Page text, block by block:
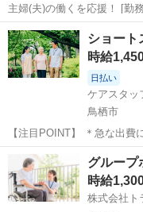
主婦(夫)の働くを応援！ [勤務日数]： 週1日~
07:00~16:00/09:00~18:00/
日 などから
佐賀 佐賀市 ケアマ
ショート
時給
日払い
ケアスタッ
鳥栖市
【注目POINT】 ＊急な出費にも安心！日払い・週払い対応OK◎振込
手数料はセブン銀行55円、そ
ッフさんとの連絡専用にア
なことでもお気軽にご...
佐賀 鳥栖市
グループ
時給
株式会社ト